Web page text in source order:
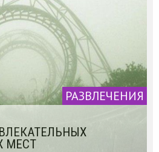
РАЗВЛЕЧЕНИЯ
МЕСТ